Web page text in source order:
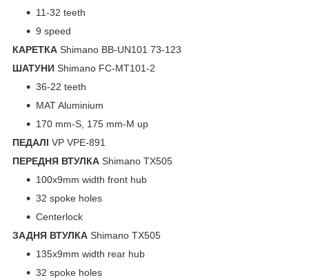
11-32 teeth
9 speed
КАРЕТКА Shimano BB-UN101 73-123
ШАТУНИ Shimano FC-MT101-2
36-22 teeth
MAT Aluminium
170 mm-S, 175 mm-M up
ПЕДАЛІ VP VPE-891
ПЕРЕДНЯ ВТУЛКА Shimano TX505
100x9mm width front hub
32 spoke holes
Centerlock
ЗАДНЯ ВТУЛКА Shimano TX505
135x9mm width rear hub
32 spoke holes